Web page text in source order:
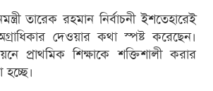
তারেক রহমান নির্বাচনী ইশতেহারেই
দেওয়ার কথা স্পষ্ট করেছেন।
প্রাথমিক শিক্ষাকে শক্তিশালী করার